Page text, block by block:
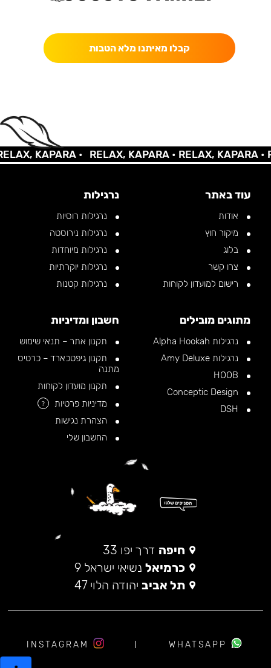
קבלו מאיתנו מלא הטבות
KAPARA • RELAX, KAPARA •RELAX, KAPARA •
עוד באתר
אודות
מיקור חוץ
בלוג
צרו קשר
רישום למועדון לקוחות
נרגילות
נרגילות רוסיות
נרגילות נירוסטה
נרגילות מיוחדות
נרגילות יוקרתיות
נרגילות קטנות
מתוגים מובילים
נרגילות Alpha Hookah
נרגילות Amy Deluxe
חשבון ומדיניות
תקנון אתר – תנאי שימוש
תקנון גיפטכארד – כרטיס
מתנה
תקנון מועדון לקוחות
מדיניות פרטיות
?
הצהרת נגישות
החשבון שלי
חיפה דרך יפו 33
כרמיאל נשיאי ישראל 9
תל אביב יהודה הלוי 47
WHATSAPP
INSTAGRAM